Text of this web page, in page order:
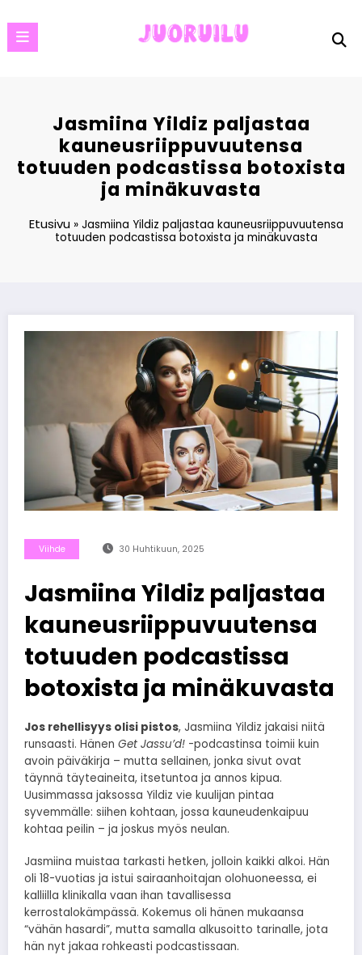
to
content
Jasmiina Yildiz paljastaa
kauneusriippuvuutensa
totuuden podcastissa botoxista
ja minäkuvasta
Etusivu »Jasmiina Yildiz paljastaa kauneusriippuvuutensa
totuuden podcastissa botoxista ja minäkuvasta
Viihde 30 Huhtikuun, 2025
Jasmiina Yildiz paljastaa
kauneusriippuvuutensa
totuuden podcastissa
botoxista ja minäkuvasta
Jos rehellisyys olisi pistos, Jasmiina Yildiz jakaisi niitä
runsaasti. Hänen Get Jassu’d! -podcastinsa toimii kuin
avoin päiväkirja – mutta sellainen, jonka sivut ovat
täynnä täyteaineita, itsetuntoa ja annos kipua.
Uusimmassa jaksossa Yildiz vie kuulijan pintaa
syvemmälle: siihen kohtaan, jossa kauneudenkaipuu
kohtaa peilin – ja joskus myös neulan.
Jasmiina muistaa tarkasti hetken, jolloin kaikki alkoi. Hän
oli 18-vuotias ja istui sairaanhoitajan olohuoneessa, ei
kalliilla klinikalla vaan ihan tavallisessa
kerrostalokämpässä. Kokemus oli hänen mukaansa
“vähän hasardi”, mutta samalla alkusoitto tarinalle, jota
hän nyt jakaa rohkeasti podcastissaan.